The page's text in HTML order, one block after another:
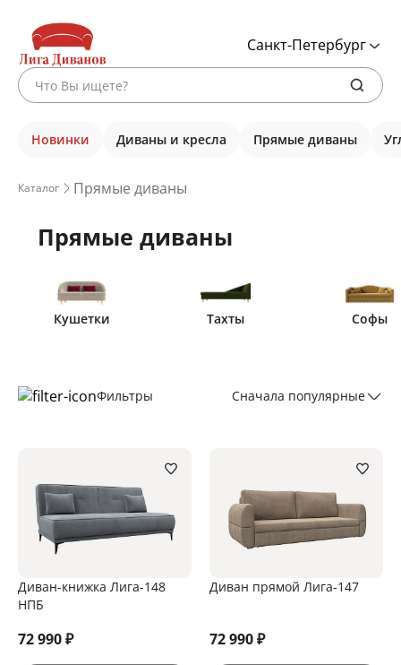
Санкт-Петербург
Новинки Диваны и кресла Прямые диваны
Каталог Прямые диваны
Прямые диваны
Кушетки Тахты Софы
Фильтры Сначала популярные
Диван-книжка Лига-148
НПБ
72 990₽
Диван прямой Лига-147
72 990₽